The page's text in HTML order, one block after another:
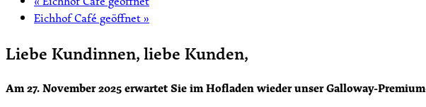
Eichhof Café geöffnet»
Liebe Kundinnen, liebe Kunden,
Am 27. November 2025 erwartet Sie im Hofladen wieder unser Galloway-